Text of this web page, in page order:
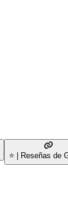
⭐ | Reseñas de